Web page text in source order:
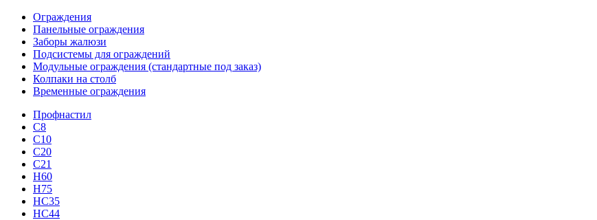
Ограждения
Панельные ограждения
Заборы жалюзи
Подсистемы для ограждений
Модульные ограждения (стандартные под заказ)
Колпаки на столб
Временные ограждения
Профнастил
С8
С10
С20
С21
H60
H75
HС35
НС44